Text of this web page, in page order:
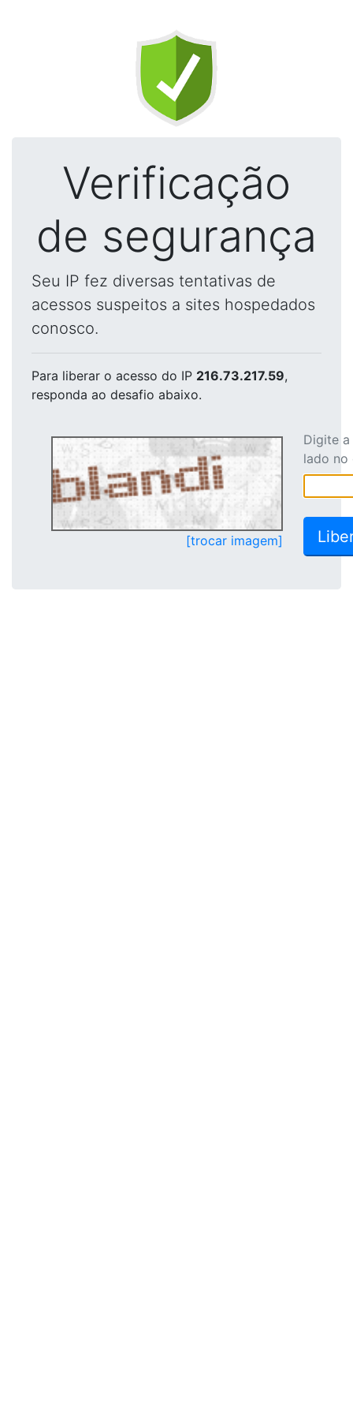
Verificação
de segurança
Seu IP fez diversas tentativas de
acessos suspeitos a sites hospedados
conosco.
Para liberar o acesso do IP 216.73.217.59,
responda ao desafio abaixo.
[trocar imagem]
Digite
lado no